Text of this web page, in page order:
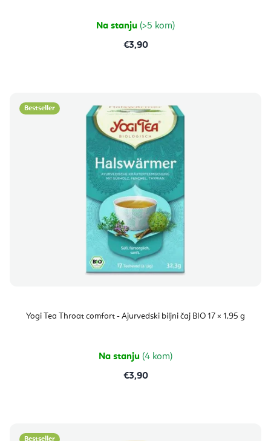
zvjezdica.
Na stanju (>5 kom)
€3,90
Bestseller
Yogi Tea Throat comfort - Ajurvedski biljni čaj BIO 17 × 1,95 g
Na stanju (4 kom)
€3,90
Bestseller